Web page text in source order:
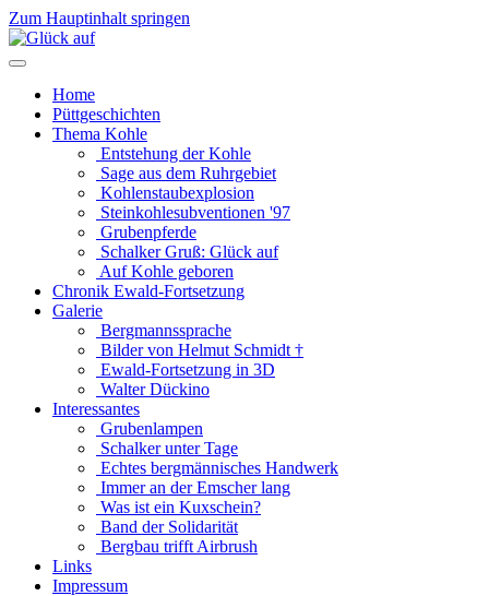
Zum Hauptinhalt springen
Home
Püttgeschichten
Thema Kohle
Entstehung der Kohle
Sage aus dem Ruhrgebiet
Kohlenstaubexplosion
Steinkohlesubventionen '97
Grubenpferde
Schalker Gruß: Glück auf
Auf Kohle geboren
Chronik Ewald-Fortsetzung
Galerie
Bergmannssprache
Bilder von Helmut Schmidt †
Ewald-Fortsetzung in 3D
Walter Dückino
Interessantes
Grubenlampen
Schalker unter Tage
Echtes bergmännisches Handwerk
Immer an der Emscher lang
Was ist ein Kuxschein?
Band der Solidarität
Bergbau trifft Airbrush
Links
Impressum